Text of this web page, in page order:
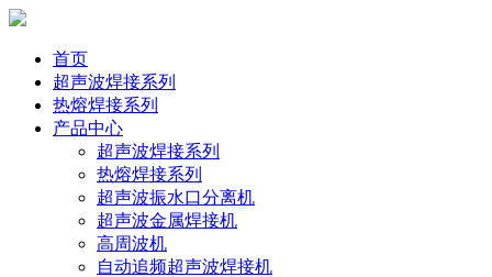
首页
超声波焊接系列
热熔焊接系列
产品中心
超声波焊接系列
热熔焊接系列
超声波振水口分离机
超声波金属焊接机
高周波机
自动追频超声波焊接机